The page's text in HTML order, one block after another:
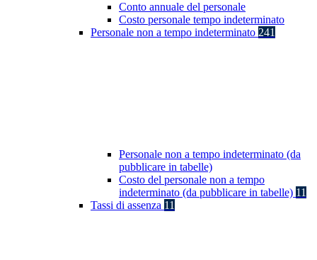
Conto annuale del personale
Costo personale tempo indeterminato
Personale non a tempo indeterminato 241
Personale non a tempo indeterminato (da
pubblicare in tabelle)
Costo del personale non a tempo
indeterminato (da pubblicare in tabelle) 11
Tassi di assenza 11